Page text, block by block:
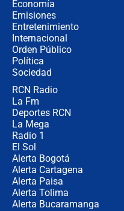
Economía
Emisiones
Entretenimiento
Internacional
Orden Público
Política
Sociedad
RCN Radio
La Fm
Deportes RCN
La Mega
Radio 1
El Sol
Alerta Bogotá
Alerta Cartagena
Alerta Paisa
Alerta Tolima
Alerta Bucaramanga